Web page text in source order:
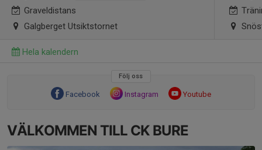
Graveldistans
Galgberget Utsiktstornet
Hela kalendern
Följ oss
Facebook Instagram Youtube
VÄLKOMMEN TILL CK BURE